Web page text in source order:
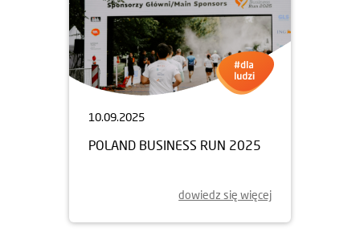
10.09.2025
POLAND BUSINESS RUN 2025
dowiedz się więcej